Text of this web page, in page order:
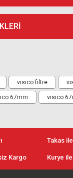
visico filtre
67mm visico
Takas
Kargo Kurye